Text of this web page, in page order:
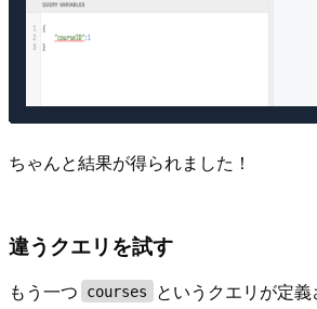
ちゃんと結果が得られました！
違うクエリを試す
もう一つ courses
というクエリが定義